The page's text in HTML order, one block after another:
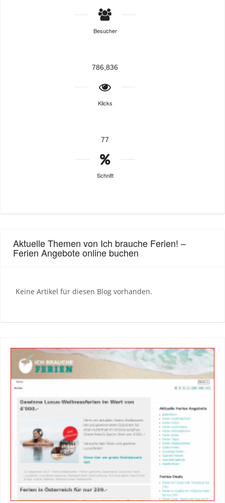
Besucher
786,836
Klicks
77
Schnitt
Aktuelle Themen von Ich brauche Ferien! –
Ferien Angebote online buchen
Keine Artikel für diesen Blog vorhanden.